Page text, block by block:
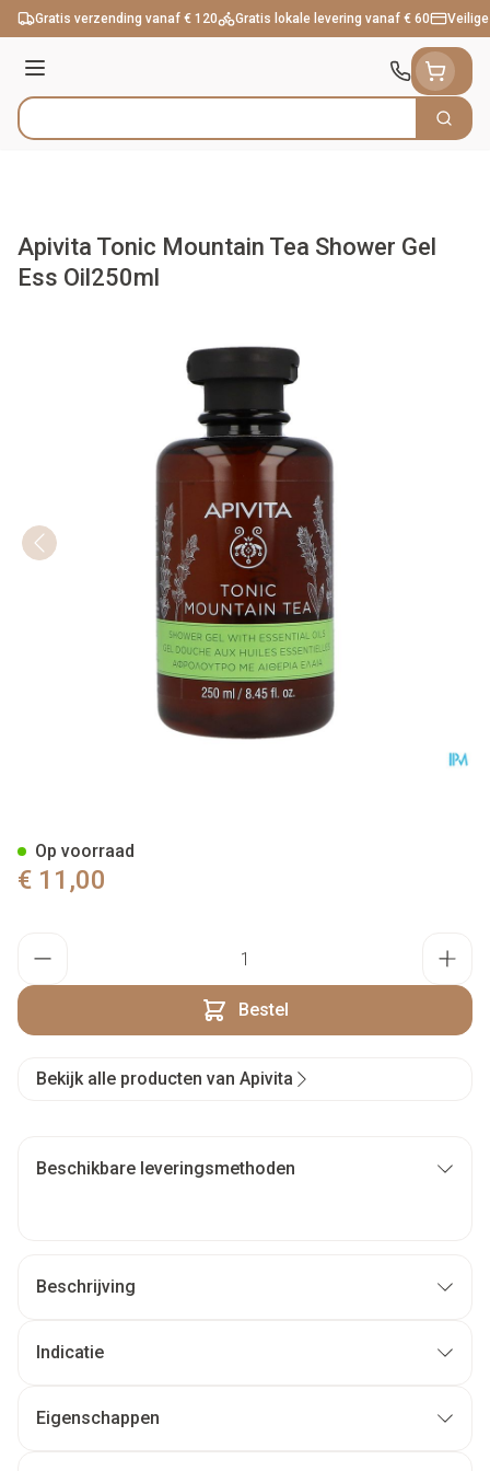
Ga naar de inhoud
Gratis verzending vanaf € 120 Gratis lokale levering vanaf € 60
Menu
Product, merk, categorie... Zoek
Apivita Tonic Mountain Tea Shower Gel
Ess Oil250ml
€ 11,00
Bestel
Op voorraad
Bekijk alle producten van Apivita
Beschikbare leveringsmethoden
Beschrijving
Indicatie
Eigenschappen